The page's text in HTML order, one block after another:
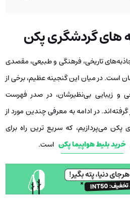
های گردشگری پکن
تاریخی، فرهنگی و طبیعی، مقصدی
است. در میان این گنجینه عظیم، برخی از
و زیبایی بی‌نظیرشان، در صدر فهرست
گرفته‌اند. در ادامه به معرفی چندین مورد از
می‌پردازیم، که سریع ترین راه برای
خرید بلیط هواپیما پکن است.